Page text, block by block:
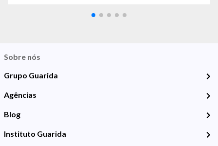
Sobre nós
Grupo Guarida
Agências
Blog
Instituto Guarida